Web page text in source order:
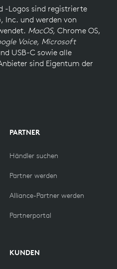
-Logos sind registrierte
Inc. und werden von
MacOS, Chrome OS,
Voice, Microsoft
USB-C sowie alle
sind Eigentum der
PARTNER
Händler suchen
Partner werden
Alliance-Partner werden
Partnerportal
KUNDEN